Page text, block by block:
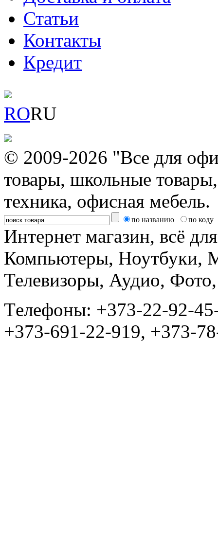
Статьи
Контакты
Кредит
RORU
© 2009-2026 "Все для
товары, школьные
техника, офисная мебель.
по названию по коду
Интернет магазин, всё
Компьютеры, Ноутбуки,
Телевизоры, Аудио,
Tелефоны: +373-22-92-
+373-691-22-919, +373-